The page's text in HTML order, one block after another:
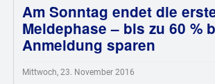
Am Sonntag endet die
Meldephase – bis zu 60 %
Anmeldung sparen
Mittwoch, 23. November 2016